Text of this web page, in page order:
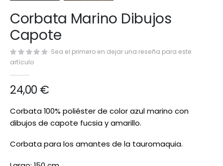
al
comienzo
de
la
galería
imágenes
Corbata Marino Dibujos
Capote
Sea el primero en dejar una reseña para este
artículo
24,00 €
Corbata 100% poliéster de color azul marino con
dibujos de capote fucsia y amarillo.
Corbata para los amantes de la tauromaquia.